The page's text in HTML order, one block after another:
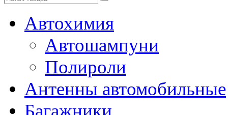
Автохимия
Автошампуни
Полироли
Антенны автомобильные
Багажники